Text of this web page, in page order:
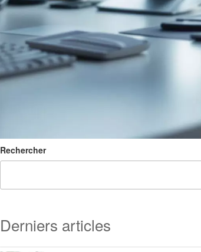
Rechercher
Derniers articles